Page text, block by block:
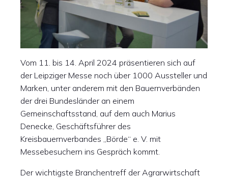
Vom 11. bis 14. April 2024 präsentieren sich auf
der Leipziger Messe noch über 1000 Aussteller und
Marken, unter anderem mit den Bauernverbänden
der drei Bundesländer an einem
Gemeinschaftsstand, auf dem auch Marius
Denecke, Geschäftsführer des
Kreisbauernverbandes „Börde“ e. V. mit
Messebesuchern ins Gespräch kommt.
Der wichtigste Branchentreff der Agrarwirtschaft